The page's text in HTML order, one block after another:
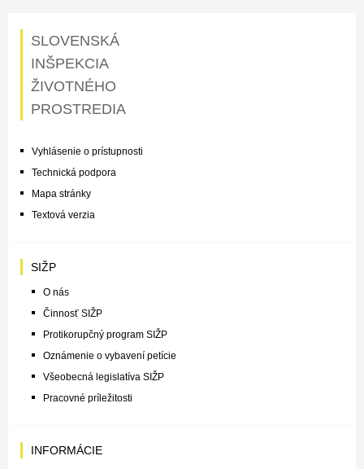
SLOVENSKÁ
INŠPEKCIA
ŽIVOTNÉHO
PROSTREDIA
Vyhlásenie o prístupnosti
Technická podpora
Mapa stránky
Textová verzia
SIŽP
O nás
Činnosť SIŽP
Protikorupčný program SIŽP
Oznámenie o vybavení petície
Všeobecná legislatíva SIŽP
Pracovné príležitosti
INFORMÁCIE